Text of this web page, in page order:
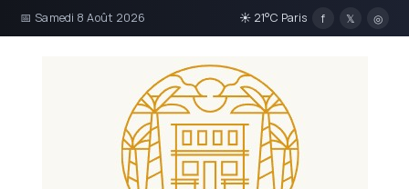
📅 Samedi 8 Août 2026 ☀ 21°C Paris f 𝕏 ◎